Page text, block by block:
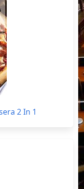
2 In 1